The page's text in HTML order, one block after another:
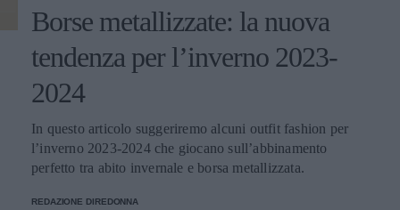
Borse metallizzate: la nuova
tendenza per l’inverno 2023-
2024
In questo articolo suggeriremo alcuni outfit fashion per
l’inverno 2023-2024 che giocano sull’abbinamento
perfetto tra abito invernale e borsa metallizzata.
REDAZIONE DIREDONNA